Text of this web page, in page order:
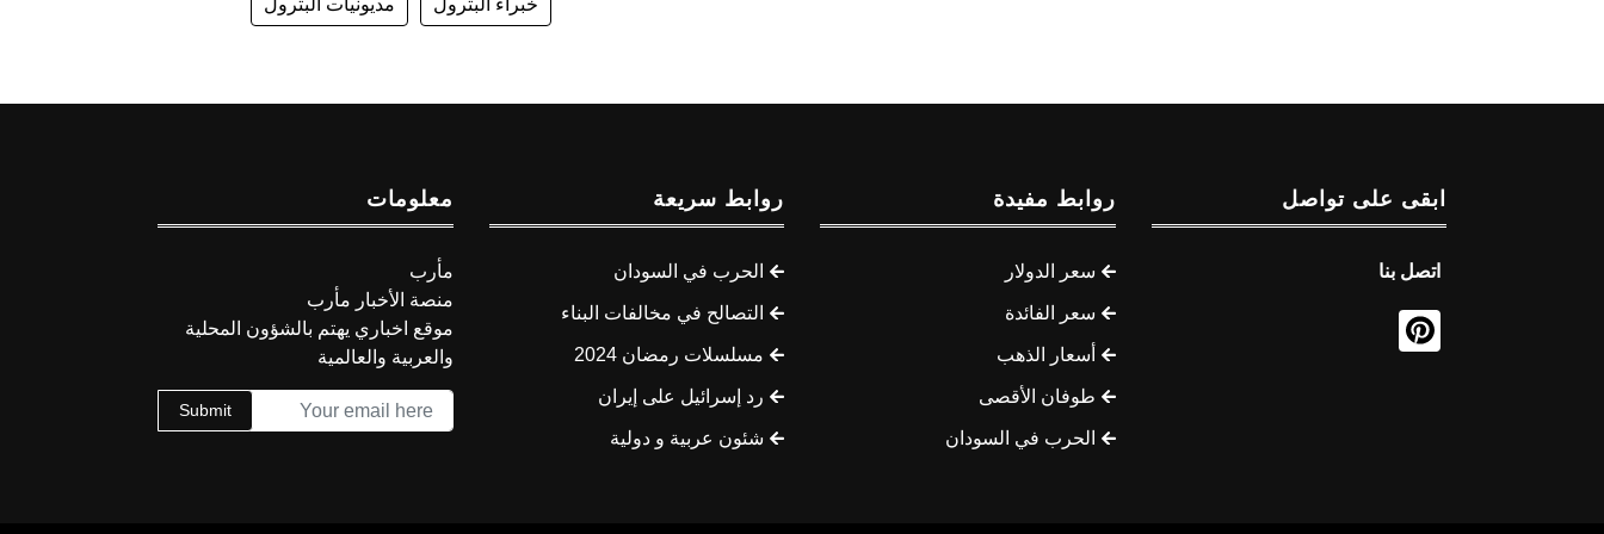
خبراء البترول مديونيات البترول
ابقى على تواصل
اتصل بنا
روابط مفيدة
سعر الدولار
سعر الفائدة
أسعار الذهب
طوفان الأقصى
الحرب في السودان
روابط سريعة
الحرب في السودان
التصالح في مخالفات البناء
مسلسلات رمضان 2024
رد إسرائيل على إيران
شئون عربية و دولية
معلومات
مأرب
منصة الأخبار مأرب
موقع اخباري يهتم بالشؤون المحلية
والعربية والعالمية
Submit